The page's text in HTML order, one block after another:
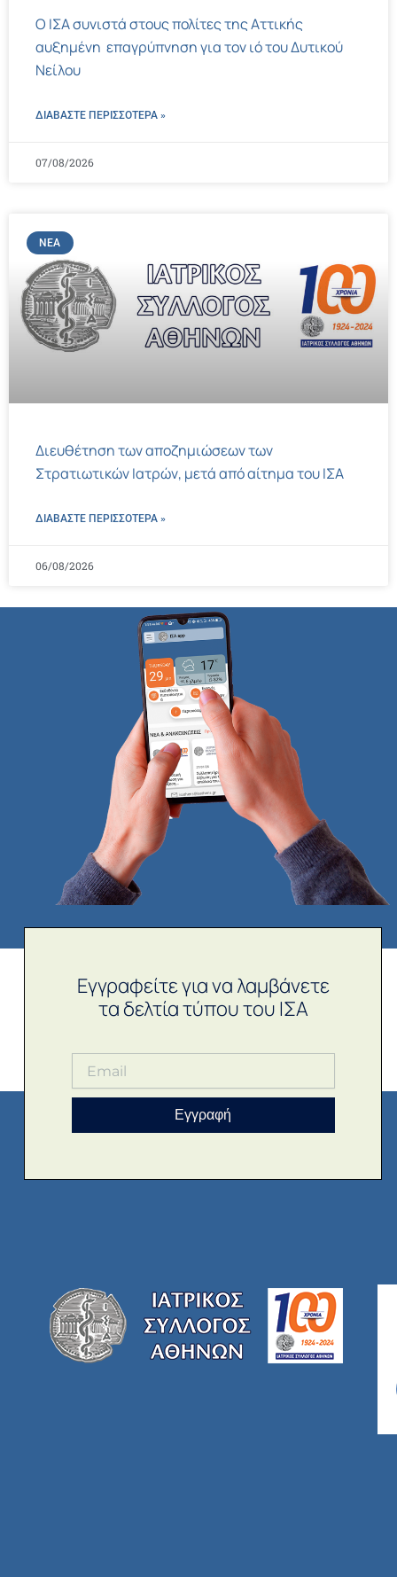
Ο ΙΣΑ συνιστά στους πολίτες της Αττικής
αυξημένη επαγρύπνηση για τον ιό του Δυτικού
Νείλου
ΔΙΑΒΑΣΤΕ ΠΕΡΙΣΣΌΤΕΡΑ »
07/08/2026
ΝΈΑ
Διευθέτηση των αποζημιώσεων των
Στρατιωτικών Ιατρών, μετά από αίτημα του ΙΣΑ
ΔΙΑΒΑΣΤΕ ΠΕΡΙΣΣΌΤΕΡΑ »
06/08/2026
Εγγραφείτε για να λαμβάνετε
τα δελτία τύπου του ΙΣΑ
Εγγραφή